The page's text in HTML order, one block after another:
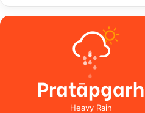
Pratāpgarh
Heavy Rain